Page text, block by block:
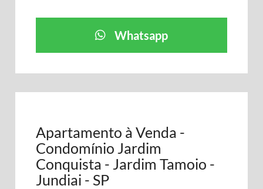
Whatsapp
Apartamento à Venda -
Condomínio Jardim
Conquista - Jardim Tamoio -
Jundiai - SP